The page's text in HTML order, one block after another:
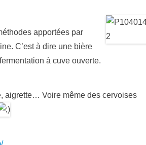
apportées par
C’est à dire une bière
à cuve ouverte.
aigrette… Voire même des cervoises